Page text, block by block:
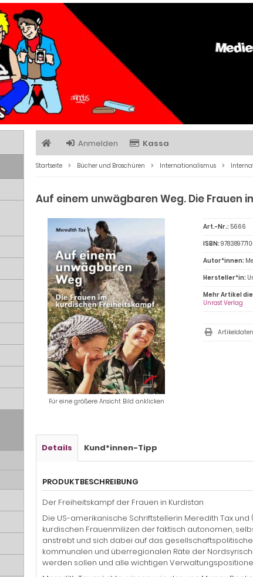
Anmelden Kassa
Startseite Bücher und Broschüren Internationalismus
Auf einem unwägbaren Weg. Die Frauen
Für eine größere Ansicht Bild anklicken
Art.-Nr.: 5666
ISBN:
Autor*innen:
Hersteller*in:
Mehr Artikel
Unrast Verlag
Details Kund*innen-Tipp
PRODUKTBESCHREIBUNG
Der Freiheitskampf der Frauen in Kurdistan
Die US-amerikanische Schriftstellerin Meredith Tax
kurdischen Frauenmilizen der faktisch autonomen,
anstrebt und sich dabei auf das
kommunalen und überregionalen Räte der
werden sollen und alle wichtigen